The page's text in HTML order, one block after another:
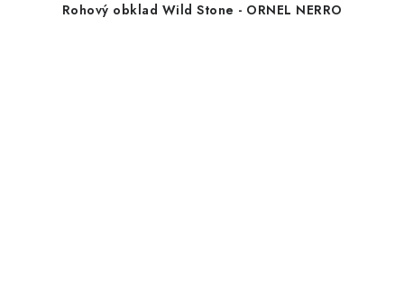
Rohový obklad Wild Stone - ORNEL NERRO